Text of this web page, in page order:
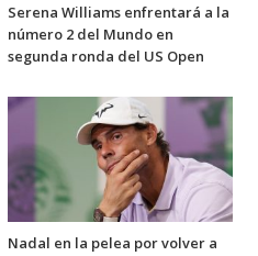
Serena Williams enfrentará a la
número 2 del Mundo en
segunda ronda del US Open
Nadal en la pelea por volver a